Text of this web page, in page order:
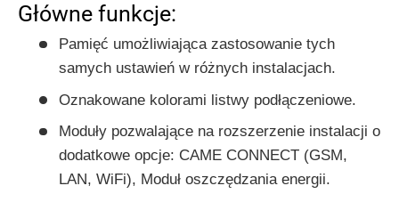
Główne funkcje:
Pamięć umożliwiająca zastosowanie tych
samych ustawień w różnych instalacjach.
Oznakowane kolorami listwy podłączeniowe.
Moduły pozwalające na rozszerzenie instalacji o
dodatkowe opcje: CAME CONNECT (GSM,
LAN, WiFi), Moduł oszczędzania energii.